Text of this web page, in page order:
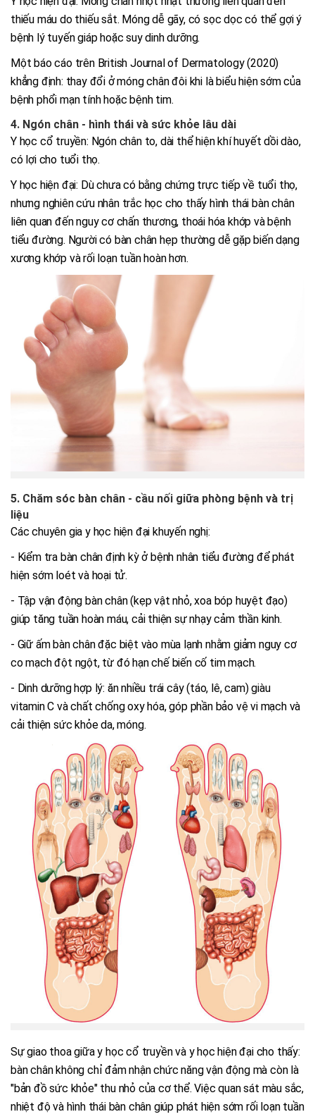
thiếu máu do thiếu sắt. Móng dễ gãy, có sọc dọc có thể gợi ý
bệnh lý tuyến giáp hoặc suy dinh dưỡng.
Một báo cáo trên British Journal of Dermatology (2020)
khẳng định: thay đổi ở móng chân đôi khi là biểu hiện sớm của
bệnh phổi mạn tính hoặc bệnh tim.
4. Ngón chân - hình thái và sức khỏe lâu dài
Y học cổ truyền: Ngón chân to, dài thể hiện khí huyết dồi dào,
có lợi cho tuổi thọ.
Y học hiện đại: Dù chưa có bằng chứng trực tiếp về tuổi thọ,
nhưng nghiên cứu nhân trắc học cho thấy hình thái bàn chân
liên quan đến nguy cơ chấn thương, thoái hóa khớp và bệnh
tiểu đường. Người có bàn chân hẹp thường dễ gặp biến dạng
xương khớp và rối loạn tuần hoàn hơn.
5. Chăm sóc bàn chân - cầu nối giữa phòng bệnh và trị
liệu
Các chuyên gia y học hiện đại khuyến nghị:
- Kiểm tra bàn chân định kỳ ở bệnh nhân tiểu đường để phát
hiện sớm loét và hoại tử.
- Tập vận động bàn chân (kẹp vật nhỏ, xoa bóp huyệt đạo)
giúp tăng tuần hoàn máu, cải thiện sự nhạy cảm thần kinh.
- Giữ ấm bàn chân đặc biệt vào mùa lạnh nhằm giảm nguy cơ
co mạch đột ngột, từ đó hạn chế biến cố tim mạch.
- Dinh dưỡng hợp lý: ăn nhiều trái cây (táo, lê, cam) giàu
vitamin C và chất chống oxy hóa, góp phần bảo vệ vi mạch và
cải thiện sức khỏe da, móng.
Sự giao thoa giữa y học cổ truyền và y học hiện đại cho thấy:
bàn chân không chỉ đảm nhận chức năng vận động mà còn là
"bản đồ sức khỏe" thu nhỏ của cơ thể. Việc quan sát màu sắc,
nhiệt độ và hình thái bàn chân giúp phát hiện sớm rối loạn tuần